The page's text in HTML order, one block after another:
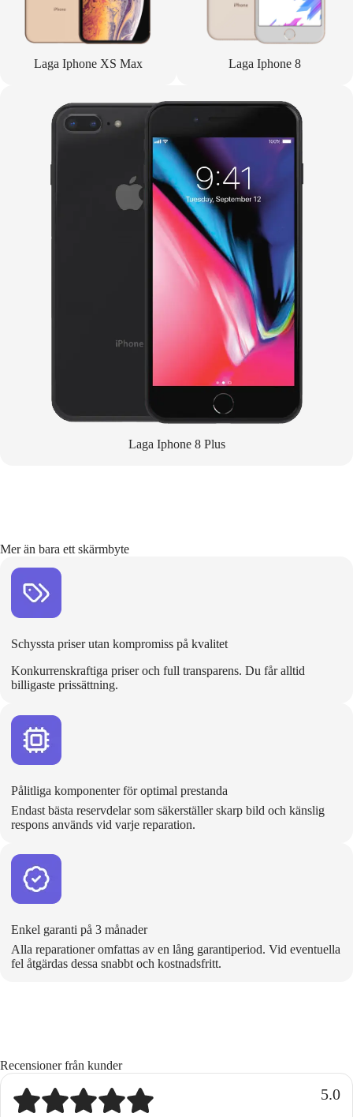
Laga Iphone XS Max Laga Iphone 8
Laga Iphone 8 Plus
Mer än bara ett skärmbyte
Schyssta priser utan kompromiss på kvalitet
Konkurrenskraftiga priser och full transparens. Du får alltid
billigaste prissättning.
Pålitliga komponenter för optimal prestanda
Endast bästa reservdelar som säkerställer skarp bild och känslig
respons används vid varje reparation.
Enkel garanti på 3 månader
Alla reparationer omfattas av en lång garantiperiod. Vid eventuella
fel åtgärdas dessa snabbt och kostnadsfritt.
Recensioner från kunder
5.0